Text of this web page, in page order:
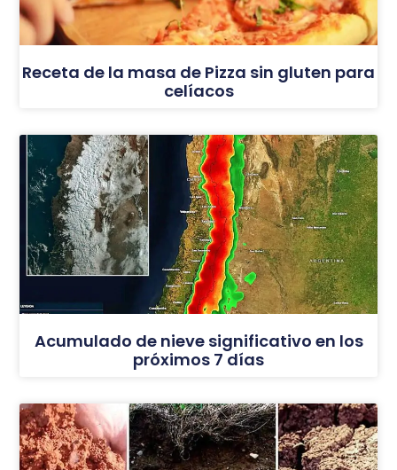
Receta de la masa de Pizza sin gluten para
celíacos
Acumulado de nieve significativo en los
próximos 7 días